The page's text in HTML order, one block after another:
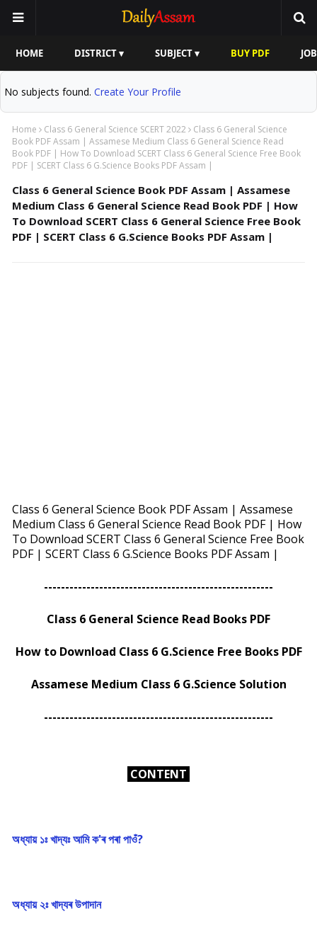
HOME DISTRICT ▾ SUBJECT ▾ BUY PDF
No subjects found. Create Your Profile
Home Class 6 General Science SCERT 2022
Class 6 General Science
Book PDF Assam | Assamese Medium Class 6 General Science Read
Book PDF | How To Download SCERT Class 6 General Science Free Book
PDF | SCERT Class 6 G.Science Books PDF Assam |
Class 6 General Science Book PDF Assam | Assamese
Medium Class 6 General Science Read Book PDF | How
To Download SCERT Class 6 General Science Free Book
PDF | SCERT Class 6 G.Science Books PDF Assam |
Class 6 General Science Book PDF Assam | Assamese
Medium Class 6 General Science Read Book PDF | How
To Download SCERT Class 6 General Science Free Book
PDF | SCERT Class 6 G.Science Books PDF Assam |
------------------------------------------------------
Class 6 General Science Read Books PDF
How to Download Class 6 G.Science Free Books PDF
Assamese Medium Class 6 G.Science Solution
------------------------------------------------------
CONTENT
অধ্যায় ১ঃ খাদ্যঃ আমি ক'ৰ পৰা পাওঁ?
অধ্যায় ২ঃ খাদ্যৰ উপাদান